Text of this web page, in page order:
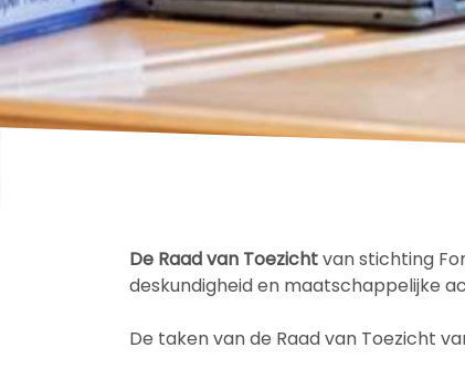
De Raad van Toezichtvan stichting
deskundigheid en maatschappelijke
De taken van de Raad van Toezicht